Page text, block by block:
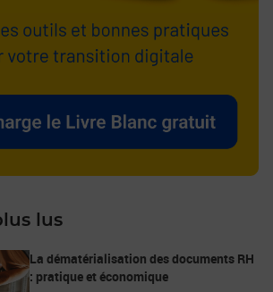
lus
La dématérialisation des documents RH
: pratique et économique